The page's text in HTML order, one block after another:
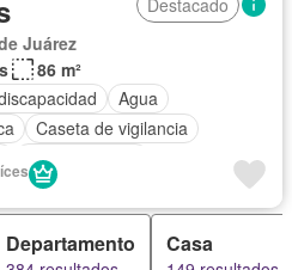
Juárez
86 m²
Agua
Caseta de vigilancia
Cocina integral
Seguridad
Zonas verdes
niños
Departamento Casa